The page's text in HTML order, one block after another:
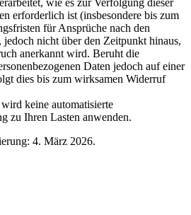
wie es zur Verfolgung dieser
erforderlich ist (insbesondere bis zum
für Ansprüche nach den
jedoch nicht über den Zeitpunkt hinaus,
anerkannt wird. Beruht die
Daten jedoch auf einer
dies bis zum wirksamen Widerruf
keine automatisierte
zu Ihren Lasten anwenden.
4. März 2026.